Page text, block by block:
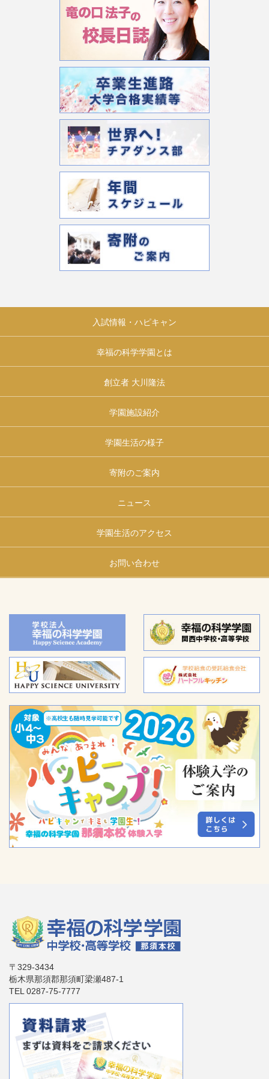
入試情報・ハピキャン
幸福の科学学園とは
創立者 大川隆法
学園施設紹介
学園生活の様子
寄附のご案内
ニュース
学園生活のアクセス
お問い合わせ
〒329-3434
栃木県那須郡那須町梁瀬487-1
TEL 0287-75-7777